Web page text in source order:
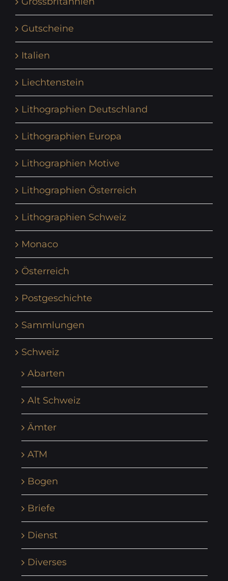
Gutscheine
Italien
Liechtenstein
Lithographien Deutschland
Lithographien Europa
Lithographien Motive
Lithographien Österreich
Lithographien Schweiz
Monaco
Österreich
Postgeschichte
Sammlungen
Schweiz
Abarten
Alt Schweiz
Ämter
ATM
Bogen
Briefe
Dienst
Diverses